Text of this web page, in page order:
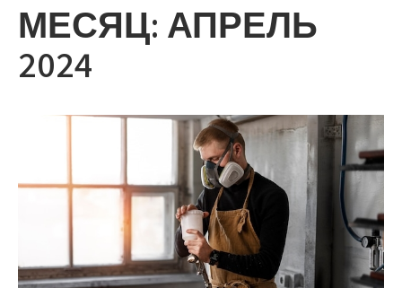
МЕСЯЦ: АПРЕЛЬ
2024